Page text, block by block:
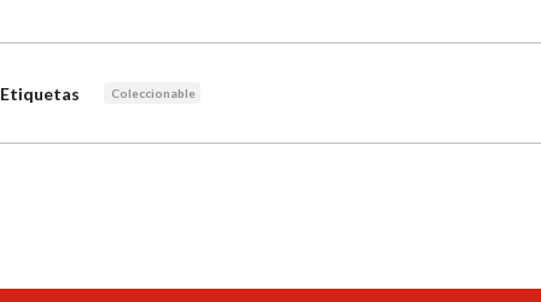
Etiquetas Coleccionable